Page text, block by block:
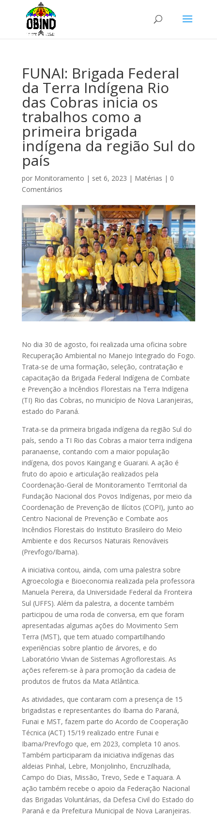
FUNAI: Brigada Federal
da Terra Indígena Rio
das Cobras inicia os
trabalhos como a
primeira brigada
indígena da região Sul do
país
por Monitoramento | set 6, 2023 | Matérias | 0
Comentários
No dia 30 de agosto, foi realizada uma oficina sobre
Recuperação Ambiental no Manejo Integrado do Fogo.
Trata-se de uma formação, seleção, contratação e
capacitação da Brigada Federal Indígena de Combate
e Prevenção a Incêndios Florestais na Terra Indígena
(TI) Rio das Cobras, no município de Nova Laranjeiras,
estado do Paraná.
Trata-se da primeira brigada indígena da região Sul do
país, sendo a TI Rio das Cobras a maior terra indígena
paranaense, contando com a maior população
indígena, dos povos Kaingang e Guarani. A ação é
fruto do apoio e articulação realizados pela
Coordenação-Geral de Monitoramento Territorial da
Fundação Nacional dos Povos Indígenas, por meio da
Coordenação de Prevenção de Ilícitos (COPI), junto ao
Centro Nacional de Prevenção e Combate aos
Incêndios Florestais do Instituto Brasileiro do Meio
Ambiente e dos Recursos Naturais Renováveis
(Prevfogo/Ibama).
A iniciativa contou, ainda, com uma palestra sobre
Agroecologia e Bioeconomia realizada pela professora
Manuela Pereira, da Universidade Federal da Fronteira
Sul (UFFS). Além da palestra, a docente também
participou de uma roda de conversa, em que foram
apresentadas algumas ações do Movimento Sem
Terra (MST), que tem atuado compartilhando
experiências sobre plantio de árvores, e do
Laboratório Vivian de Sistemas Agroflorestais. As
ações referem-se à para promoção da cadeia de
produtos de frutos da Mata Atlântica.
As atividades, que contaram com a presença de 15
brigadistas e representantes do Ibama do Paraná,
Funai e MST, fazem parte do Acordo de Cooperação
Técnica (ACT) 15/19 realizado entre Funai e
Ibama/Prevfogo que, em 2023, completa 10 anos.
Também participaram da iniciativa indígenas das
aldeias Pinhal, Lebre, Monjolinho, Encruzilhada,
Campo do Dias, Missão, Trevo, Sede e Taquara. A
ação também recebe o apoio da Federação Nacional
das Brigadas Voluntárias, da Defesa Civil do Estado do
Paraná e da Prefeitura Municipal de Nova Laranjeiras.